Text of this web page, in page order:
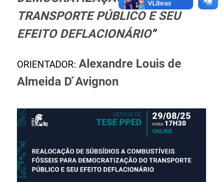
Secretaria de Governo
Gabinete de Segurança Institucional
Advocacia-Geral da União
Planalto
TRANSPORTE PÚBLICO E SEU
EFEITO DEFLACIONÁRIO"
ORIENTADOR: Alexandre Louis de
Almeida D ́Avignon